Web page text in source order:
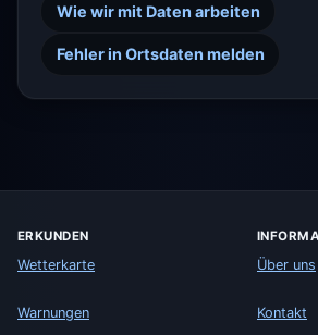
Wie wir mit Daten arbeiten
Fehler in Ortsdaten melden
ERKUNDEN
Wetterkarte
Warnungen
Über uns
Kontakt